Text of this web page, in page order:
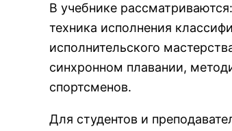
В учебнике
техника исполнения
исполнительского
синхронном плавании,
спортсменов.
Для студентов и